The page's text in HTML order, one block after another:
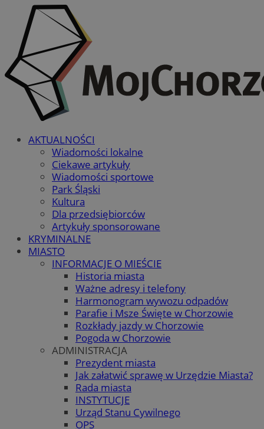
AKTUALNOŚCI
Wiadomości lokalne
Ciekawe artykuły
Wiadomości sportowe
Park Śląski
Kultura
Dla przedsiębiorców
Artykuły sponsorowane
KRYMINALNE
MIASTO
INFORMACJE O MIEŚCIE
Historia miasta
Ważne adresy i telefony
Harmonogram wywozu odpadów
Parafie i Msze Święte w Chorzowie
Rozkłady jazdy w Chorzowie
Pogoda w Chorzowie
ADMINISTRACJA
Prezydent miasta
Jak załatwić sprawę w Urzędzie Miasta?
Rada miasta
INSTYTUCJE
Urząd Stanu Cywilnego
OPS